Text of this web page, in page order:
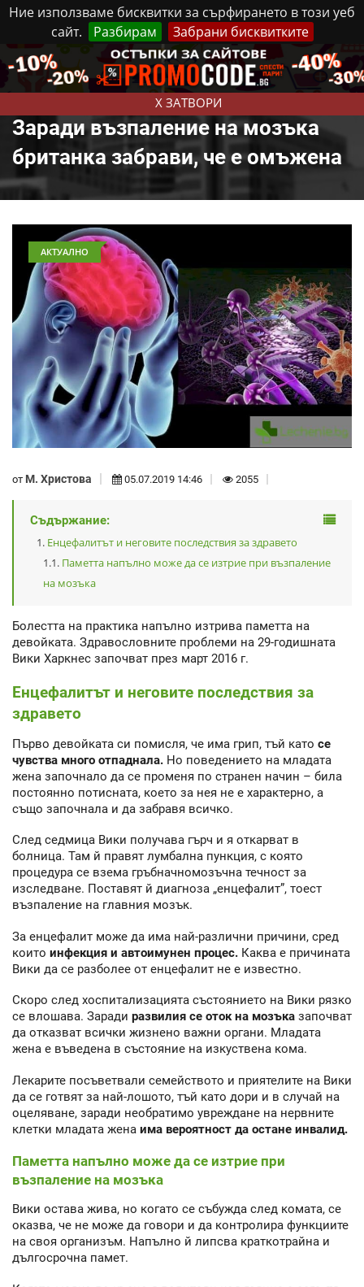
Ние използваме бисквитки за сърфирането в този уеб
сайт.
Разбирам Забрани бисквитките
X ЗАТВОРИ
Четвъртък, 6 Август, 2026 Реклама Контакти
Заради възпаление на мозъка
британка забрави, че е омъжена
АКТУАЛНО
от М. Христова 05.07.2019 14:46 2055
Съдържание:
Енцефалитът и неговите последствия за здравето
Паметта напълно може да се изтрие при възпаление
на мозъка
Болестта на практика напълно изтрива паметта на
девойката. Здравословните проблеми на 29-годишната
Вики Харкнес започват през март 2016 г.
Енцефалитът и неговите последствия за
здравето
Първо девойката си помисля, че има грип, тъй като се
чувства много отпаднала. Но поведението на младата
жена започнало да се променя по странен начин – била
постоянно потисната, което за нея не е характерно, а
също започнала и да забравя всичко.
След седмица Вики получава гърч и я откарват в
болница. Там й правят лумбална пункция, с която
процедура се взема гръбначномозъчна течност за
изследване. Поставят й диагноза „енцефалит”, тоест
възпаление на главния мозък.
За енцефалит може да има най-различни причини, сред
които инфекция и автоимунен процес. Каква е причината
Вики да се разболее от енцефалит не е известно.
Скоро след хоспитализацията състоянието на Вики рязко
се влошава. Заради развилия се оток на мозъка започват
да отказват всички жизнено важни органи. Младата
жена е въведена в състояние на изкуствена кома.
Лекарите посъветвали семейството и приятелите на Вики
да се готвят за най-лошото, тъй като дори и в случай на
оцеляване, заради необратимо увреждане на нервните
клетки младата жена има вероятност да остане инвалид.
Паметта напълно може да се изтрие при
възпаление на мозъка
Вики остава жива, но когато се събужда след комата, се
оказва, че не може да говори и да контролира функциите
на своя организъм. Напълно й липсва краткотрайна и
дългосрочна памет.